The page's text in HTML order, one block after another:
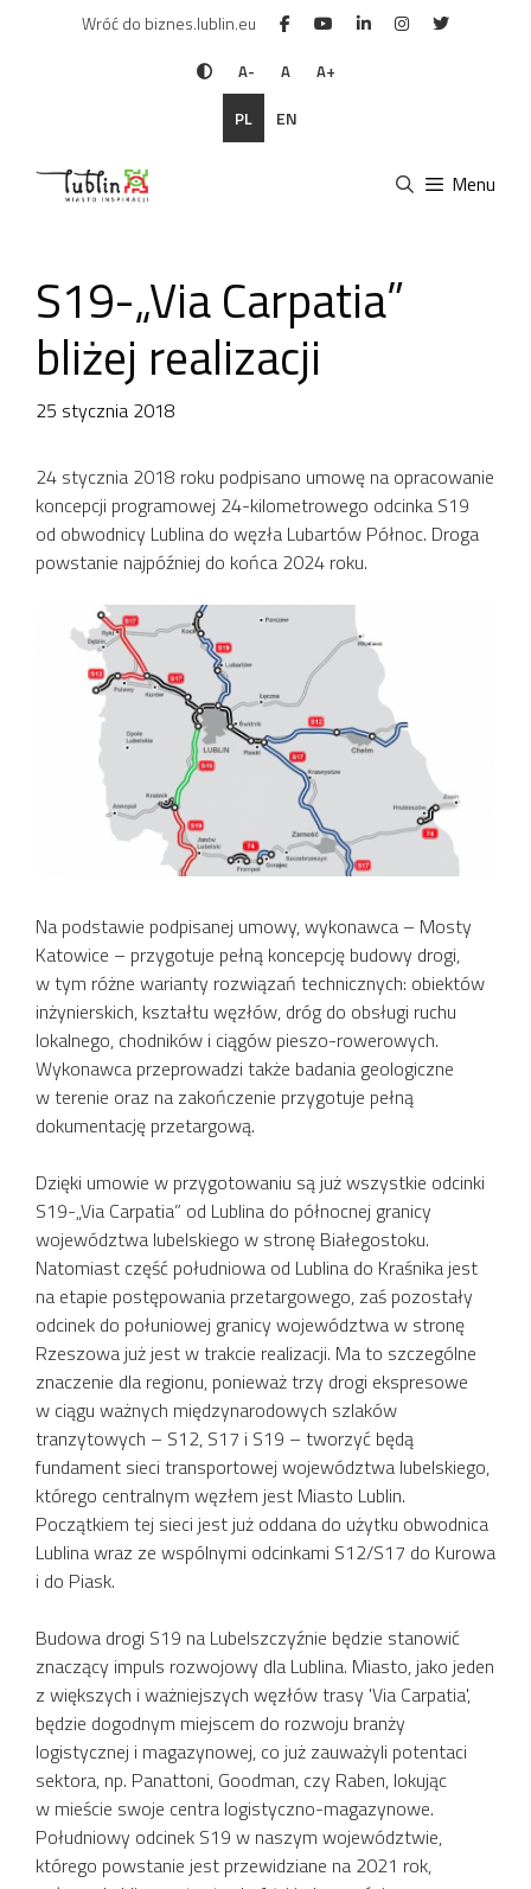
Wróć do biznes.lublin.eu
A- A A+
PL EN
Menu
S19-„Via Carpatia”
bliżej realizacji
25 stycznia 2018
24 stycznia 2018 roku podpisano umowę na opracowanie
koncepcji programowej 24-kilometrowego odcinka S19
od obwodnicy Lublina do węzła Lubartów Północ. Droga
powstanie najpóźniej do końca 2024 roku.
Na podstawie podpisanej umowy, wykonawca – Mosty
Katowice – przygotuje pełną koncepcję budowy drogi,
w tym różne warianty rozwiązań technicznych: obiektów
inżynierskich, kształtu węzłów, dróg do obsługi ruchu
lokalnego, chodników i ciągów pieszo-rowerowych.
Wykonawca przeprowadzi także badania geologiczne
w terenie oraz na zakończenie przygotuje pełną
dokumentację przetargową.
Dzięki umowie w przygotowaniu są już wszystkie odcinki
S19-„Via Carpatia” od Lublina do północnej granicy
województwa lubelskiego w stronę Białegostoku.
Natomiast część południowa od Lublina do Kraśnika jest
na etapie postępowania przetargowego, zaś pozostały
odcinek do połuniowej granicy województwa w stronę
Rzeszowa już jest w trakcie realizacji. Ma to szczególne
znaczenie dla regionu, ponieważ trzy drogi ekspresowe
w ciągu ważnych międzynarodowych szlaków
tranzytowych – S12, S17 i S19 – tworzyć będą
fundament sieci transportowej województwa lubelskiego,
którego centralnym węzłem jest Miasto Lublin.
Początkiem tej sieci jest już oddana do użytku obwodnica
Lublina wraz ze wspólnymi odcinkami S12/S17 do Kurowa
i do Piask.
Budowa drogi S19 na Lubelszczyźnie będzie stanowić
znaczący impuls rozwojowy dla Lublina. Miasto, jako jeden
z większych i ważniejszych węzłów trasy 'Via Carpatia',
będzie dogodnym miejscem do rozwoju branży
logistycznej i magazynowej, co już zauważyli potentaci
sektora, np. Panattoni, Goodman, czy Raben, lokując
w mieście swoje centra logistyczno-magazynowe.
Południowy odcinek S19 w naszym województwie,
którego powstanie jest przewidziane na 2021 rok,